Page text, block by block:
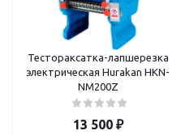
Тестораксатка-лапшерезка
электрическая Hurakan HKN-
NM200Z
13 500₽